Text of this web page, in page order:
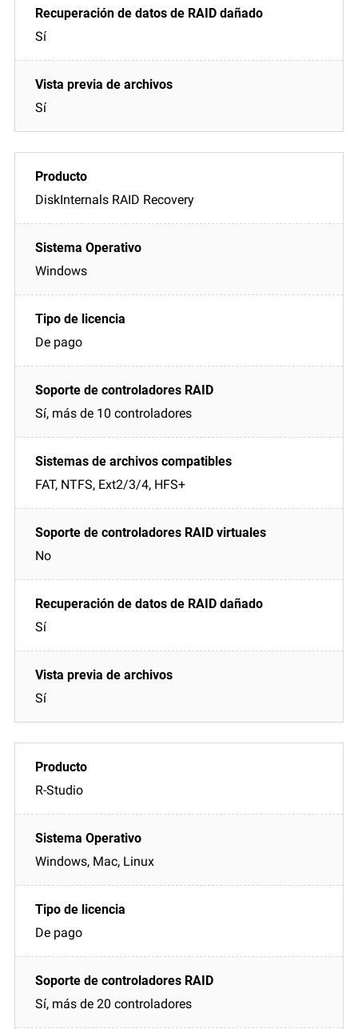
Sí
Sí
DiskInternals RAID Recovery
Windows
De pago
Sí, más de 10 controladores
FAT, NTFS, Ext2/3/4, HFS+
No
Sí
Sí
R-Studio
Windows, Mac, Linux
De pago
Sí, más de 20 controladores